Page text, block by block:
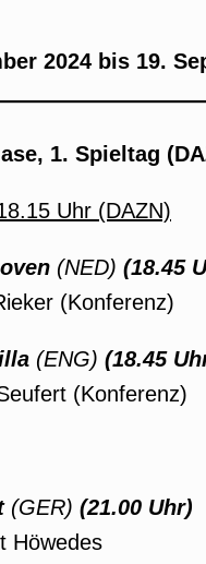
2024 bis 19.
1. Spieltag
Uhr (DAZN)
(NED) (18.45
(Konferenz)
(ENG) (18.45
(Konferenz)
(GER) (21.00 Uhr)
Höwedes